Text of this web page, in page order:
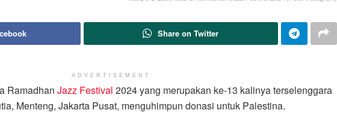
Share on Twitter
ADVERTISEMENT
Ramadhan Jazz Festival 2024 yang merupakan ke-13 kalinya terselenggara
Menteng, Jakarta Pusat, menguhimpun donasi untuk Palestina.